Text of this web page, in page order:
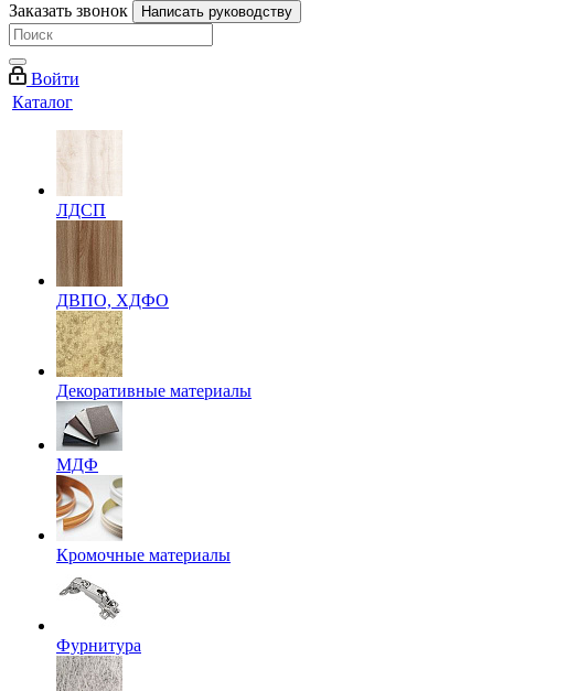
Заказать звонок Написать руководству
Войти
Каталог
ЛДСП
ДВПО, ХДФО
Декоративные материалы
МДФ
Кромочные материалы
Фурнитура